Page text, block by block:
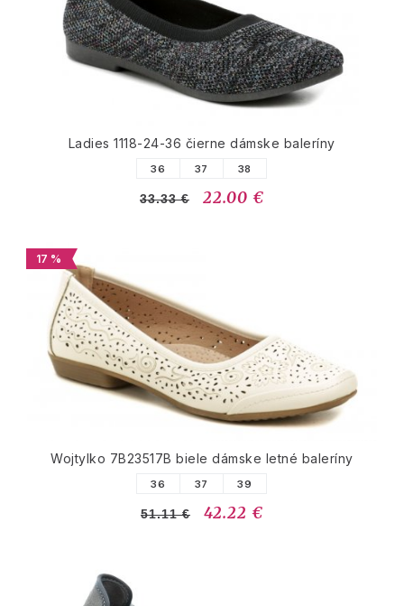
Ladies 1118-24-36 čierne dámske baleríny
36 37 38
33.33 € 22.00 €
17 %
Wojtylko 7B23517B biele dámske letné baleríny
36 37 39
51.11 € 42.22 €